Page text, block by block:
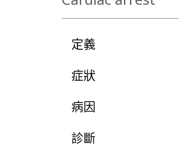
定義
症狀
病因
診斷